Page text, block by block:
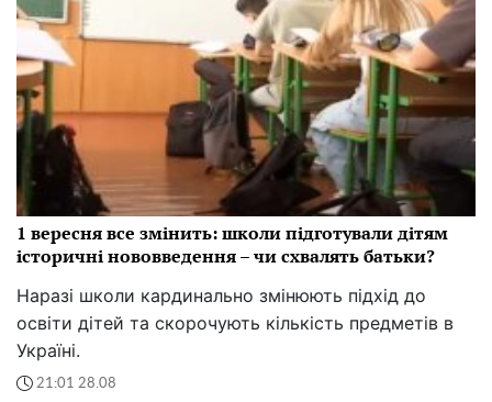
1 вересня все змінить: школи підготували дітям
історичні нововведення – чи схвалять батьки?
Наразі школи кардинально змінюють підхід до
освіти дітей та скорочують кількість предметів в
Україні.
21:01 28.08